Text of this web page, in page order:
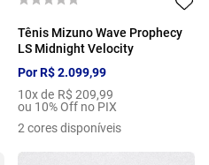
Tênis Mizuno Wave Prophecy
LS Midnight Velocity
PorR$ 2.099,99
10x de R$ 209,99
ou 10% Off no PIX
2 cores disponíveis